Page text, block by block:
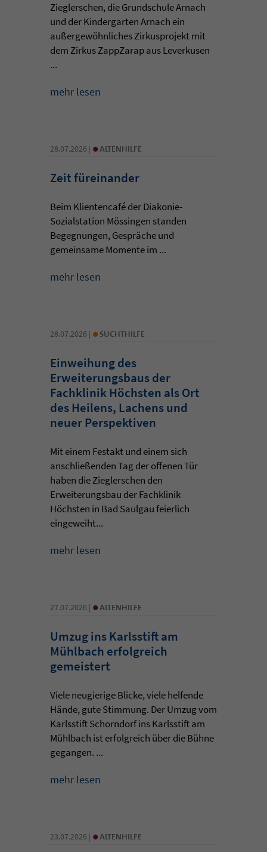
Zieglerschen, die Grundschule Arnach
und der Kindergarten Arnach ein
außergewöhnliches Zirkusprojekt mit
dem Zirkus ZappZarap aus Leverkusen
...
mehr lesen
28.07.2026 | • ALTENHILFE
Zeit füreinander
Beim Klientencafé der Diakonie-
Sozialstation Mössingen standen
Begegnungen, Gespräche und
gemeinsame Momente im ...
mehr lesen
28.07.2026 | • SUCHTHILFE
Einweihung des
Erweiterungsbaus der
Fachklinik Höchsten als Ort
des Heilens, Lachens und
neuer Perspektiven
Mit einem Festakt und einem sich
anschließenden Tag der offenen Tür
haben die Zieglerschen den
Erweiterungsbau der Fachklinik
Höchsten in Bad Saulgau feierlich
eingeweiht...
mehr lesen
27.07.2026 | • ALTENHILFE
Umzug ins Karlsstift am
Mühlbach erfolgreich
gemeistert
Viele neugierige Blicke, viele helfende
Hände, gute Stimmung. Der Umzug vom
Karlsstift Schorndorf ins Karlsstift am
Mühlbach ist erfolgreich über die Bühne
gegangen. ...
mehr lesen
23.07.2026 | • ALTENHILFE